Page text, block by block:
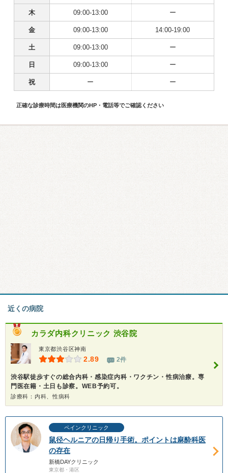
木 09:00-13:00 ー
金 09:00-13:00 14:00-19:00
土 09:00-13:00 ー
日 09:00-13:00 ー
祝 ー ー
正確な診療時間は医療機関のHP・電話等でご確認ください
近くの病院
カラダ内科クリニック 渋谷院
東京都渋谷区神南
2.89 2件
渋谷駅徒歩すぐの総合内科・感染症内科・ワクチン・性病治療。専
門医在籍・土日も診察。WEB予約可。
診療科：内科、性病科
ペインクリニック
鼠径ヘルニアの日帰り手術。ポイントは麻酔科医
の存在
新橋DAYクリニック
東京都・港区